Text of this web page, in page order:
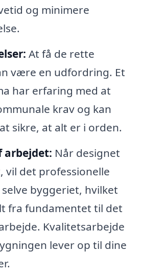
og minimere
At få de rette
være en udfordring. Et
har erfaring med at
krav og kan
sikre, at alt er i orden.
arbejdet: Når designet
vil det professionelle
byggeriet, hvilket
fra fundamentet til det
Kvalitetsarbejde
lever op til dine